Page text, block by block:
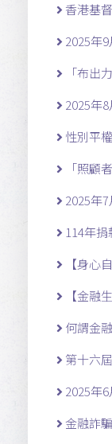
香港基
2025年
「布出
2025年
性別平
「照顧
2025年
114年
【身心
【金融
何謂金
第十六
2025年
金融詐